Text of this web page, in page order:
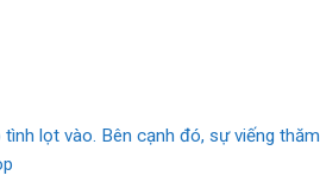
lọt vào. Bên cạnh đó, sự viếng thăm